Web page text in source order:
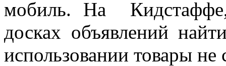
мобиль. На
досках объявлений
использовании товары не